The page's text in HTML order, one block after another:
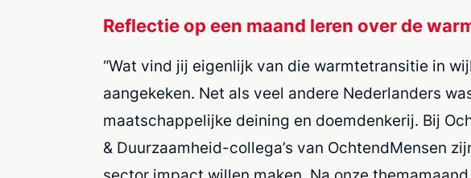
Reflectie op een maand leren over de
“Wat vind jij eigenlijk van die warmtetransitie in
aangekeken. Net als veel andere Nederlanders
maatschappelijke deining en doemdenkerij. Bij
& Duurzaamheid-collega’s van OchtendMensen